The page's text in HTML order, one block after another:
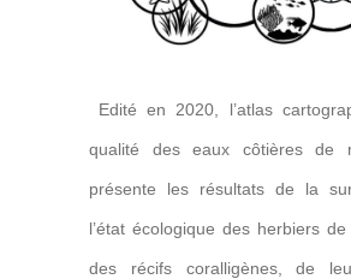
Edité en 2020, l’atlas
qualité des eaux côtières de
présente les résultats de la
l’état écologique des herbiers
des récifs coralligènes, de